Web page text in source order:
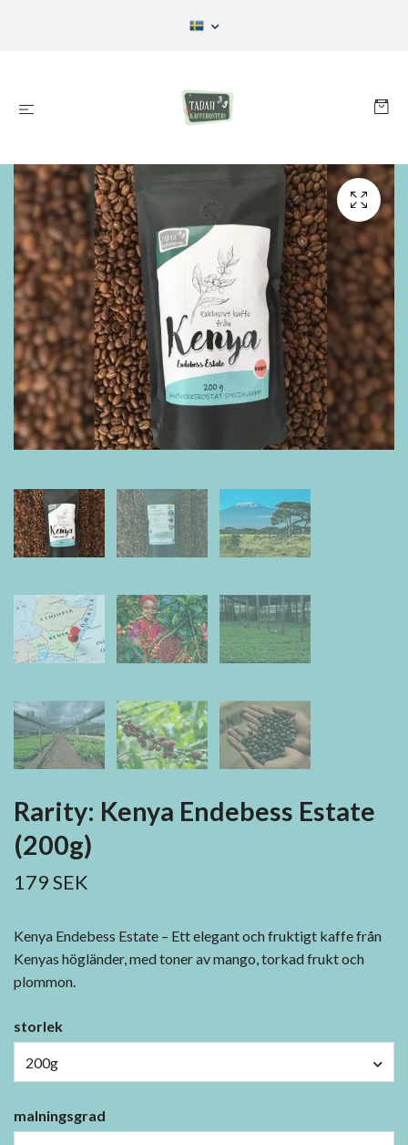
Rarity: Kenya Endebess Estate
(200g)
179 SEK
Kenya Endebess Estate – Ett elegant och fruktigt kaffe från
Kenyas högländer, med toner av mango, torkad frukt och
plommon.
storlek
200g
malningsgrad